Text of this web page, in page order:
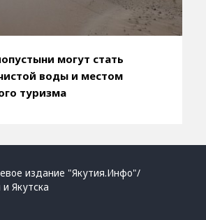
могут стать
воды и местом
туризма
издание "Якутия.Инфо"/
Якутска